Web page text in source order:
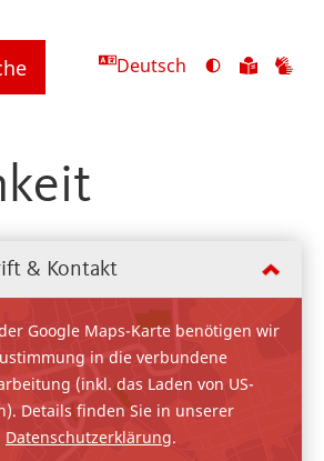
Deutsch
Ansicht
Zu
& Kontakt
Google Maps-Karte benötigen wir
in die verbundene
(inkl. das Laden von US-
Details finden Sie in unserer
Datenschutzerklärung.